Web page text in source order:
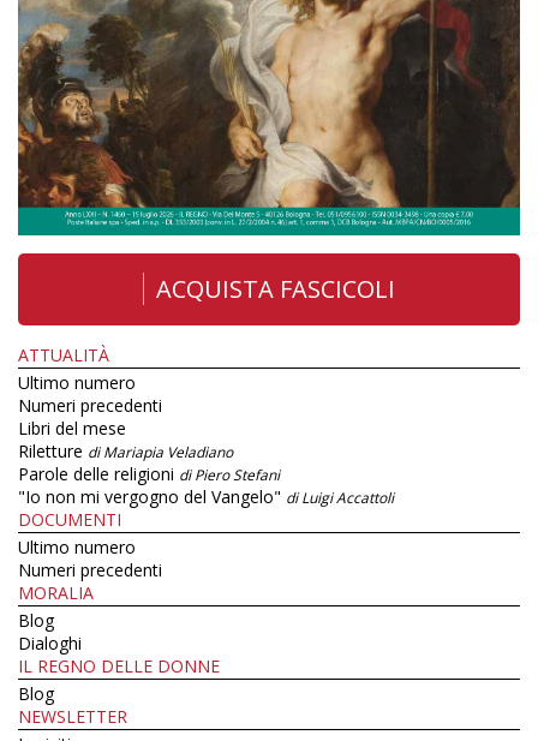
ACQUISTA FASCICOLI
ATTUALITÀ
Ultimo numero
Numeri precedenti
Libri del mese
Riletture di Mariapia Veladiano
Parole delle religioni di Piero Stefani
"Io non mi vergogno del Vangelo" di Luigi Accattoli
DOCUMENTI
Ultimo numero
Numeri precedenti
MORALIA
Blog
Dialoghi
IL REGNO DELLE DONNE
Blog
NEWSLETTER